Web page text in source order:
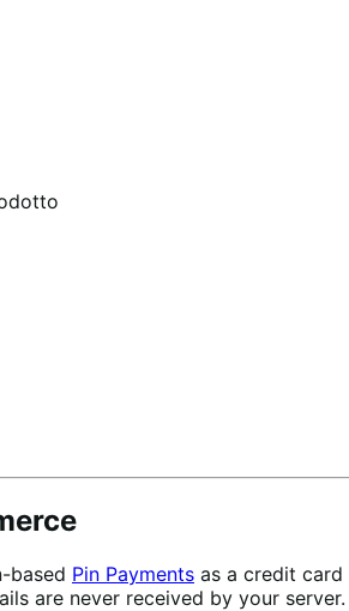
based Pin Payments as a credit card
are never received by your